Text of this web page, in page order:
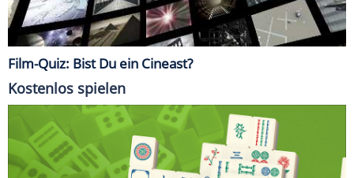
Film-Quiz: Bist Du ein Cineast?
Kostenlos spielen